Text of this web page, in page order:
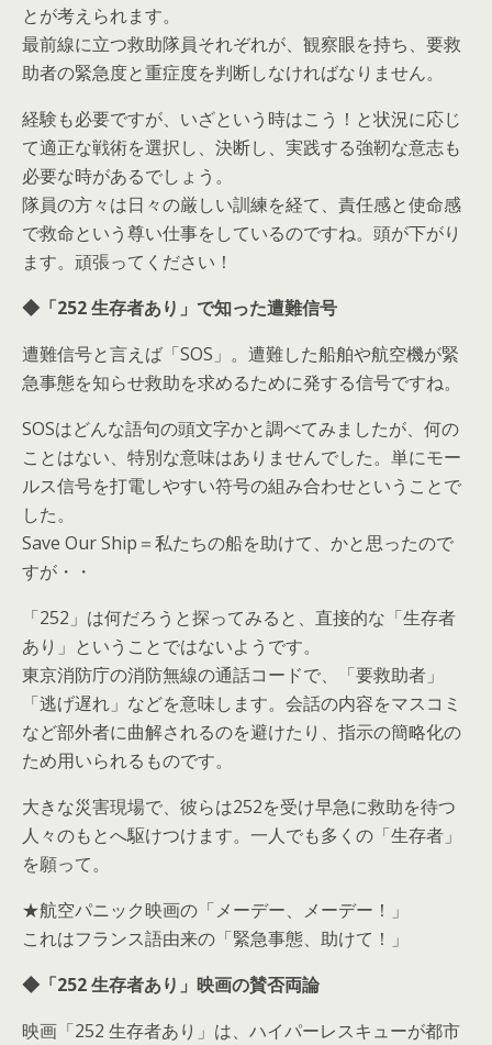
とが考えられます。
最前線に立つ救助隊員それぞれが、観察眼を持ち、要救
助者の緊急度と重症度を判断しなければなりません。
経験も必要ですが、いざという時はこう！と状況に応じ
て適正な戦術を選択し、決断し、実践する強靭な意志も
必要な時があるでしょう。
隊員の方々は日々の厳しい訓練を経て、責任感と使命感
で救命という尊い仕事をしているのですね。頭が下がり
ます。頑張ってください！
◆「252 生存者あり」で知った遭難信号
遭難信号と言えば「SOS」。遭難した船舶や航空機が緊
急事態を知らせ救助を求めるために発する信号ですね。
SOSはどんな語句の頭文字かと調べてみましたが、何の
ことはない、特別な意味はありませんでした。単にモー
ルス信号を打電しやすい符号の組み合わせということで
した。
Save Our Ship＝私たちの船を助けて、かと思ったので
すが・・
「252」は何だろうと探ってみると、直接的な「生存者
あり」ということではないようです。
東京消防庁の消防無線の通話コードで、「要救助者」
「逃げ遅れ」などを意味します。会話の内容をマスコミ
など部外者に曲解されるのを避けたり、指示の簡略化の
ため用いられるものです。
大きな災害現場で、彼らは252を受け早急に救助を待つ
人々のもとへ駆けつけます。一人でも多くの「生存者」
を願って。
★航空パニック映画の「メーデー、メーデー！」
これはフランス語由来の「緊急事態、助けて！」
◆「252 生存者あり」映画の賛否両論
映画「252 生存者あり」は、ハイパーレスキューが都市